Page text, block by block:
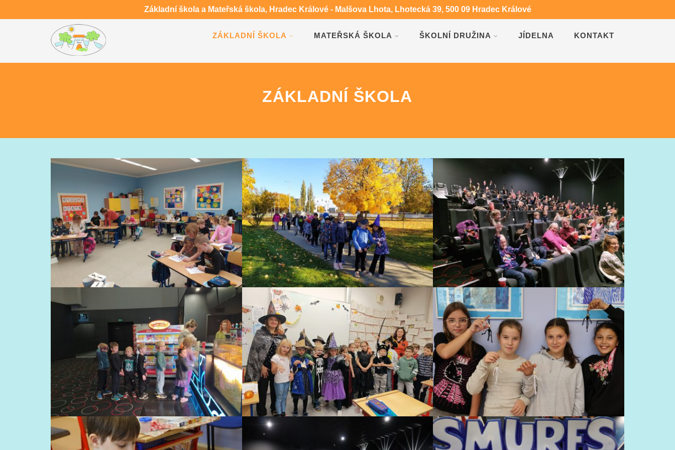
Základní škola a Mateřská škola, Hradec Králové - Malšova Lhota, Lhotecká 39, 500 09 Hradec Králové
ZÁKLADNÍ ŠKOLA MATEŘSKÁ ŠKOLA ŠKOLNÍ DRUŽINA JÍDELNA KONTAKT
ZÁKLADNÍ ŠKOLA
NÁVŠTĚVA KINA CINESTAR HALLOWEEN VE TŘÍDĚ PŘÍVĚSEK NA KLÍČE
HALLOWEENSKÉ AKTIVITY BYLI JSME V KINĚ NÁVŠTĚVA KINA CINESTAR